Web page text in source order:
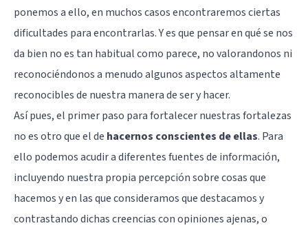
ponemos a ello, en muchos casos encontraremos ciertas
dificultades para encontrarlas. Y es que pensar en qué se nos
da bien no es tan habitual como parece, no valorandonos ni
reconociéndonos a menudo algunos aspectos altamente
reconocibles de nuestra manera de ser y hacer.
Así pues, el primer paso para fortalecer nuestras fortalezas
no es otro que el de hacernos conscientes de ellas. Para
ello podemos acudir a diferentes fuentes de información,
incluyendo nuestra propia percepción sobre cosas que
hacemos y en las que consideramos que destacamos y
contrastando dichas creencias con opiniones ajenas, o